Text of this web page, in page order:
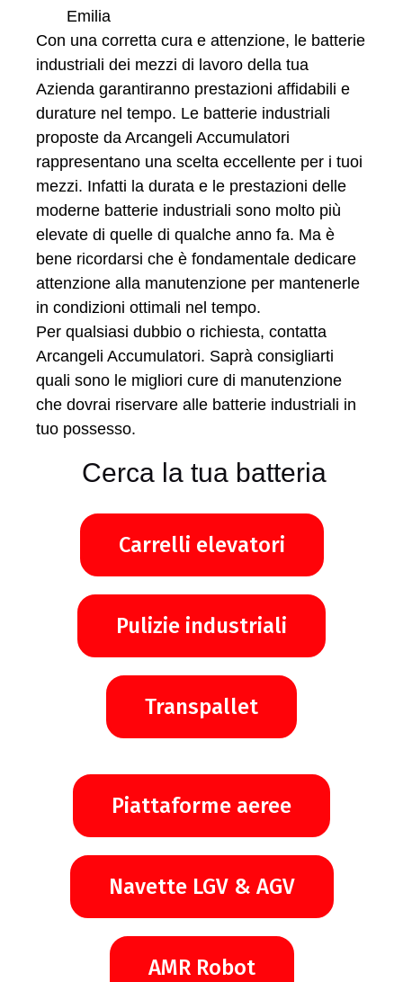
Con una corretta cura e attenzione, le batterie
industriali dei mezzi di lavoro della tua
Azienda garantiranno prestazioni affidabili e
durature nel tempo. Le batterie industriali
proposte da Arcangeli Accumulatori
rappresentano una scelta eccellente per i tuoi
mezzi. Infatti la durata e le prestazioni delle
moderne batterie industriali sono molto più
elevate di quelle di qualche anno fa. Ma è
bene ricordarsi che è fondamentale dedicare
attenzione alla manutenzione per mantenerle
in condizioni ottimali nel tempo.
Per qualsiasi dubbio o richiesta, contatta
Arcangeli Accumulatori. Saprà consigliarti
quali sono le migliori cure di manutenzione
che dovrai riservare alle batterie industriali in
tuo possesso.
Cerca la tua batteria
Carrelli elevatori
Pulizie industriali
Transpallet
Piattaforme aeree
Navette LGV & AGV
AMR Robot